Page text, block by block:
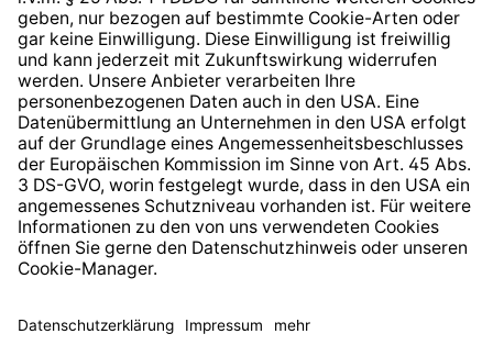
* Alle Preise inkl. gesetzl. Mehrwertsteuer zzgl.
anders angegeben.